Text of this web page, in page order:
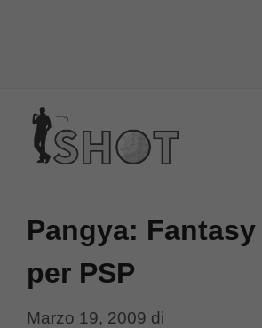
contenuto
Pangya:
per PSP
Marzo 19, 2009 di